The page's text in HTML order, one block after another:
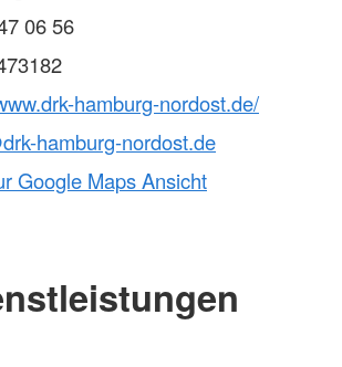
06 56
hamburg-nordost.de/
hamburg-nordost.de
Google Maps Ansicht